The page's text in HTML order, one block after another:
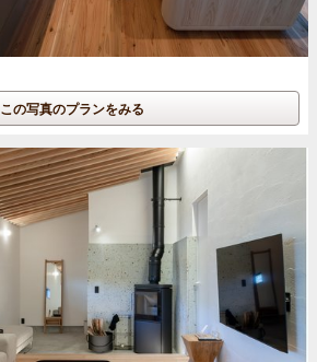
この写真のプランをみる